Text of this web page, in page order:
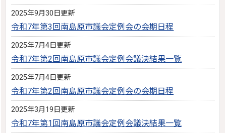
2025年9月30日更新
令和7年第3回南島原市議会定例会の会期日程
2025年7月4日更新
令和7年第2回南島原市議会定例会議決結果一覧
2025年7月4日更新
令和7年第2回南島原市議会定例会の会期日程
2025年3月19日更新
令和7年第1回南島原市議会定例会議決結果一覧